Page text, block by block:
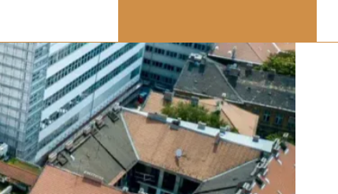
hosszú